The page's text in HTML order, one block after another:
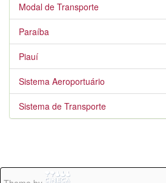
Modal de Transporte
Paraíba
Piauí
Sistema Aeroportuário
Sistema de Transporte